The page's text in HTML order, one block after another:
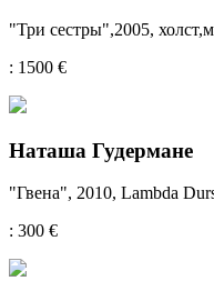
"Три сестры",2005,
: 1500 €
Наташа Гудермане
"Гвенa", 2010, Lambda
: 300 €